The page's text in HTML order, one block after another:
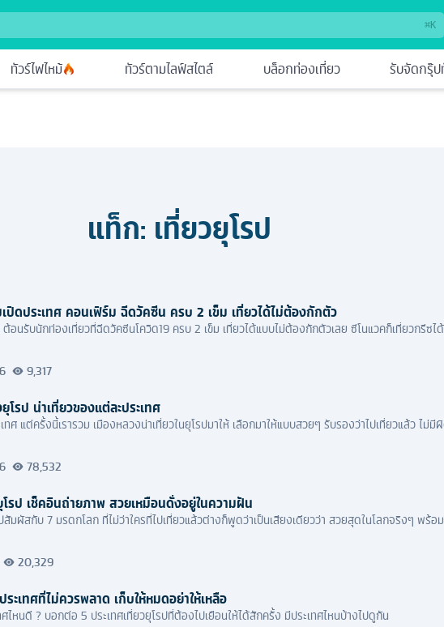
⌘K
ทัวร์ไฟไหม้ ทัวร์ตามไลฟ์สไตล์ บล็อกท่องเที่ยว รับจัดกรุ๊ป
แท็ก: เที่ยวยุโรป
ปิดประเทศ คอนเฟิร์ม ฉีดวัคซีน ครบ 2 เข็ม เที่ยวได้ไม่ต้องกักตัว
อนรับนักท่องเที่ยวที่ฉีดวัคซีนโควิด19 ครบ 2 เข็ม เที่ยวได้แบบไม่ต้องกักตัวเลย ซีโนแวคก็เที่ยวกรีซไ
9,317
โรป น่าเที่ยวของแต่ละประเทศ
ทศ แต่ครั้งนี้เรารวม เมืองหลวงน่าเที่ยวในยุโรปมาให้ เลือกมาให้แบบสวยๆ รับรองว่าไปเที่ยวแล้ว ไม่
78,532
รป เช็คอินถ่ายภาพ สวยเหมือนดั่งอยู่ในความฝัน
สัมผัสกับ 7 มรดกโลก ที่ไม่ว่าใครที่ไปเที่ยวแล้วต่างก็พูดว่าเป็นเสียงเดียวว่า สวยสุดในโลกจริงๆ พร้
20,329
ระเทศที่ไม่ควรพลาด เก็บให้หมดอย่าให้เหลือ
ศไหนดี ? บอกต่อ 5 ประเทศเที่ยวยุโรปที่ต้องไปเยือนให้ได้สักครั้ง มีประเทศไหนบ้างไปดูกัน